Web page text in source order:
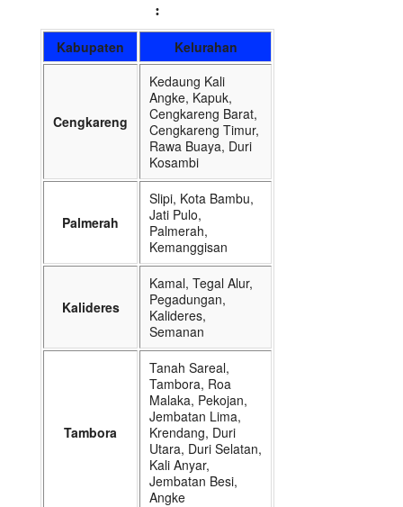
:
Kabupaten Kelurahan
Cengkareng
Kedaung Kali
Angke, Kapuk,
Cengkareng Barat,
Cengkareng Timur,
Rawa Buaya, Duri
Kosambi
Palmerah
Slipi, Kota Bambu,
Jati Pulo,
Palmerah,
Kemanggisan
Kalideres
Kamal, Tegal Alur,
Pegadungan,
Kalideres,
Semanan
Tambora
Tanah Sareal,
Tambora, Roa
Malaka, Pekojan,
Jembatan Lima,
Krendang, Duri
Utara, Duri Selatan,
Kali Anyar,
Jembatan Besi,
Angke